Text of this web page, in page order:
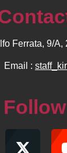
Ferrata, 9/A,
Email :